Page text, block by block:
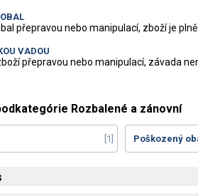
přepravou nebo manipulací, zboží je
VADOU
přepravou nebo manipulací, závada
Rozbalené a zánovní
1 Poškozený